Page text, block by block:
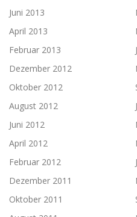
Juni 2013
April 2013
Februar 2013
Dezember 2012
Oktober 2012
August 2012
Juni 2012
April 2012
Februar 2012
Dezember 2011
Oktober 2011